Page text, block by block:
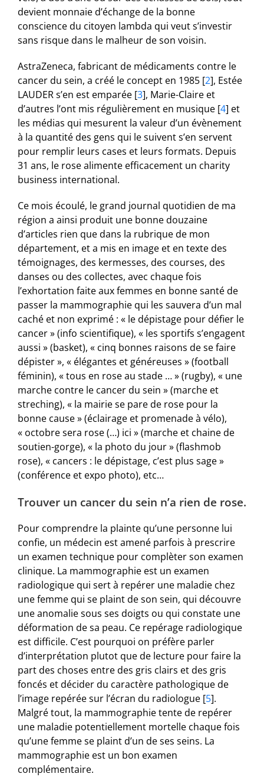
devient monnaie d’échange de la bonne
conscience du citoyen lambda qui veut s’investir
sans risque dans le malheur de son voisin.
AstraZeneca, fabricant de médicaments contre le
cancer du sein, a créé le concept en 1985[2], Estée
LAUDER s’en est emparée[3], Marie-Claire et
d’autres l’ont mis régulièrement en musique[4] et
les médias qui mesurent la valeur d’un évènement
à la quantité des gens qui le suivent s’en servent
pour remplir leurs cases et leurs formats. Depuis
31 ans, le rose alimente efficacement un charity
business international.
Ce mois écoulé, le grand journal quotidien de ma
région a ainsi produit une bonne douzaine
d’articles rien que dans la rubrique de mon
département, et a mis en image et en texte des
témoignages, des kermesses, des courses, des
danses ou des collectes, avec chaque fois
l’exhortation faite aux femmes en bonne santé de
passer la mammographie qui les sauvera d’un mal
caché et non exprimé : « le dépistage pour défier le
cancer » (info scientifique), « les sportifs s’engagent
aussi » (basket), « cinq bonnes raisons de se faire
dépister », « élégantes et généreuses » (football
féminin), « tous en rose au stade … » (rugby), « une
marche contre le cancer du sein » (marche et
streching), « la mairie se pare de rose pour la
bonne cause » (éclairage et promenade à vélo),
« octobre sera rose (…) ici » (marche et chaine de
soutien-gorge), « la photo du jour » (flashmob
rose), « cancers : le dépistage, c’est plus sage »
(conférence et expo photo), etc…
Trouver un cancer du sein n’a rien de rose.
Pour comprendre la plainte qu’une personne lui
confie, un médecin est amené parfois à prescrire
un examen technique pour complèter son examen
clinique. La mammographie est un examen
radiologique qui sert à repérer une maladie chez
une femme qui se plaint de son sein, qui découvre
une anomalie sous ses doigts ou qui constate une
déformation de sa peau. Ce repérage radiologique
est difficile. C’est pourquoi on préfère parler
d’interprétation plutot que de lecture pour faire la
part des choses entre des gris clairs et des gris
foncés et décider du caractère pathologique de
l’image repérée sur l’écran du radiologue[5].
Malgré tout, la mammographie tente de repérer
une maladie potentiellement mortelle chaque fois
qu’une femme se plaint d’un de ses seins. La
mammographie est un bon examen
complémentaire.